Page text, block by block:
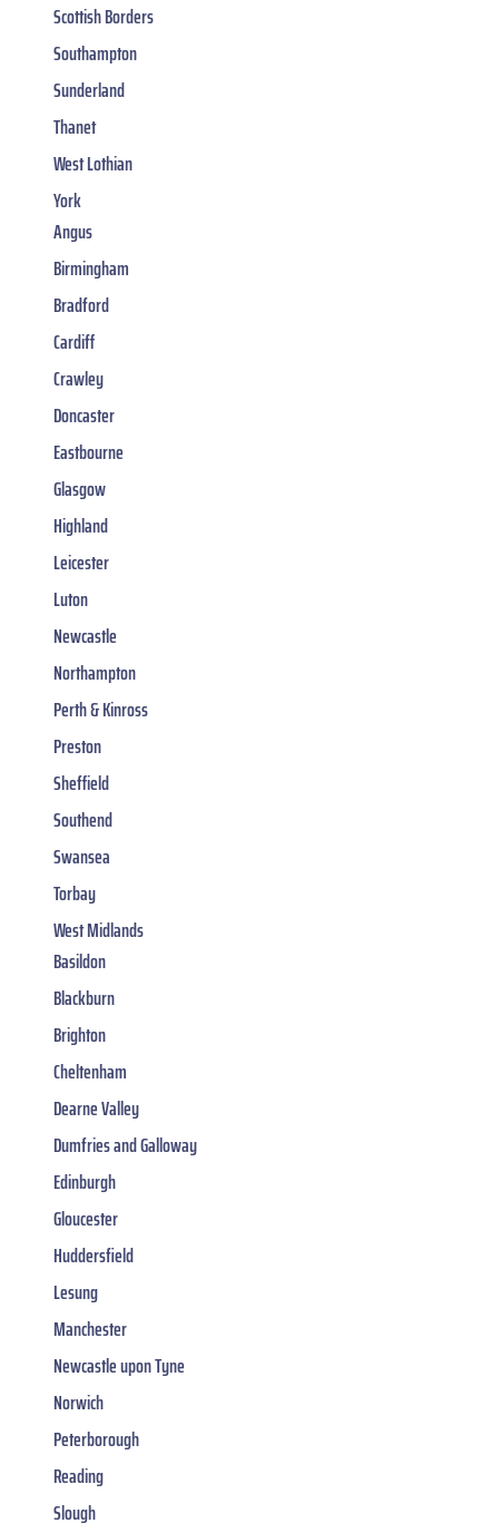
Scottish Borders
Southampton
Sunderland
Thanet
West Lothian
York
Angus
Birmingham
Bradford
Cardiff
Crawley
Doncaster
Eastbourne
Glasgow
Highland
Leicester
Luton
Newcastle
Northampton
Perth & Kinross
Preston
Sheffield
Southend
Swansea
Torbay
West Midlands
Basildon
Blackburn
Brighton
Cheltenham
Dearne Valley
Dumfries and Galloway
Edinburgh
Gloucester
Huddersfield
Lesung
Manchester
Newcastle upon Tyne
Norwich
Peterborough
Reading
Slough